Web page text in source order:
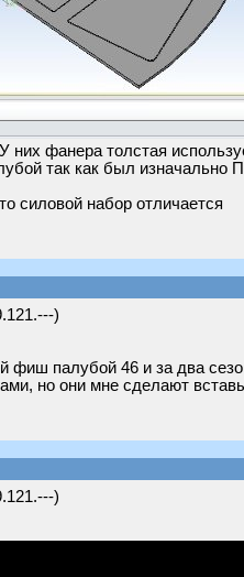
них фанера толстая
так как был изначально
силовой набор отличается
)
фиш палубой 46 и за два
но они мне сделают
)